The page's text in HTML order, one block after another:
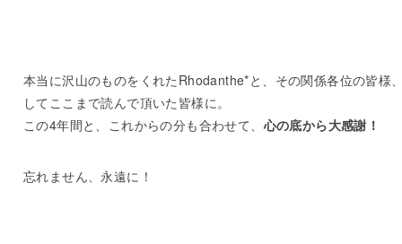
本当に沢山のものをくれたRhodanthe*と、その関係各位の皆様
してここまで読んで頂いた皆様に。
この4年間と、これからの分も合わせて、 心の底から大感謝！
忘れません、永遠に！